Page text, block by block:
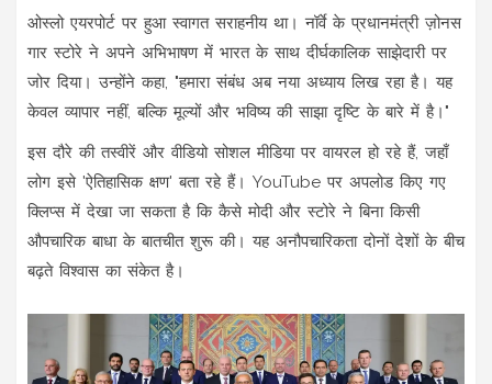
ओस्लो एयरपोर्ट पर हुआ स्वागत सराहनीय था। नॉर्वे के प्रधानमंत्री ज़ोनस
गार स्टोरे ने अपने अभिभाषण में भारत के साथ दीर्घकालिक साझेदारी पर
जोर दिया। उन्होंने कहा, "हमारा संबंध अब नया अध्याय लिख रहा है। यह
केवल व्यापार नहीं, बल्कि मूल्यों और भविष्य की साझा दृष्टि के बारे में है।"
इस दौरे की तस्वीरें और वीडियो सोशल मीडिया पर वायरल हो रहे हैं, जहाँ
लोग इसे 'ऐतिहासिक क्षण' बता रहे हैं। YouTube पर अपलोड किए गए
क्लिप्स में देखा जा सकता है कि कैसे मोदी और स्टोरे ने बिना किसी
औपचारिक बाधा के बातचीत शुरू की। यह अनौपचारिकता दोनों देशों के बीच
बढ़ते विश्वास का संकेत है।